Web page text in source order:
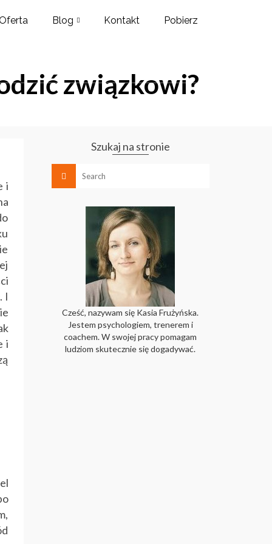
Blog Kontakt Pobierz
związkowi?
i
I
i
Szukaj na stronie
Cześć, nazywam się Kasia Frużyńska.
Jestem psychologiem, trenerem i
coachem. W swojej pracy pomagam
ludziom skutecznie się dogadywać.